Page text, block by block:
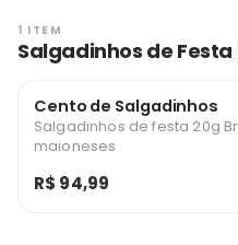
1 ITEM
Salgadinhos de Festa
Cento de Salgadinhos
Salgadinhos de festa 20g
maioneses
R$ 94,99